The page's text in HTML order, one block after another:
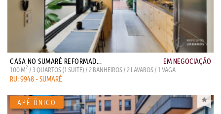
CASA NO SUMARÉ REFORMAD... EM NEGOCIAÇÃO
100 M2 / 3 QUARTOS (1 SUITE) / 2 BANHEIROS / 2 LAVABOS / 1 VAGA
RU: 9948 - SUMARÉ